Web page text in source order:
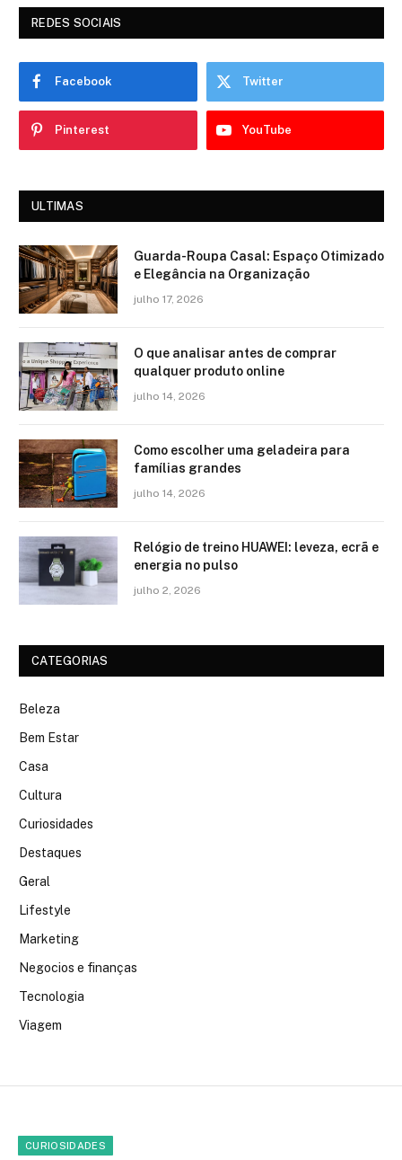
REDES SOCIAIS
Facebook Twitter
Pinterest YouTube
ULTIMAS
Guarda-Roupa Casal: Espaço Otimizado
e Elegância na Organização
julho 17, 2026
O que analisar antes de comprar
qualquer produto online
julho 14, 2026
Como escolher uma geladeira para
famílias grandes
julho 14, 2026
Relógio de treino​ HUAWEI: leveza, ecrã e
energia no pulso
julho 2, 2026
CATEGORIAS
Beleza
Bem Estar
Casa
Cultura
Curiosidades
Destaques
Geral
Lifestyle
Marketing
Negocios e finanças
Tecnologia
Viagem
CURIOSIDADES